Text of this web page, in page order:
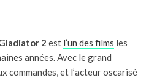
2 est l’un des films les
années. Avec le grand
commandes, et l’acteur oscarisé